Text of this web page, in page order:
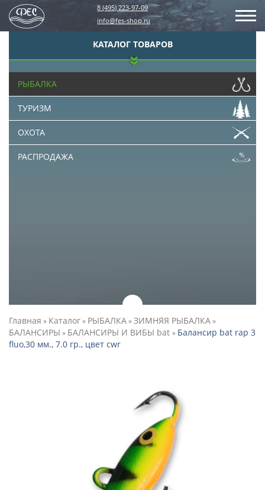
8 (495) 223-97-09
info@fes-shop.ru
КАТАЛОГ ТОВАРОВ
РЫБАЛКА
ТУРИЗМ
ОХОТА
РАСПРОДАЖА
Главная » Каталог» РЫБАЛКА»ЗИМНЯЯ РЫБАЛКА»
БАЛАНСИРЫ » БАЛАНСИРЫ И ВИБЫ bat » Балансир bat rap 3
fluo,30 мм., 7.0 гр., цвет cwr